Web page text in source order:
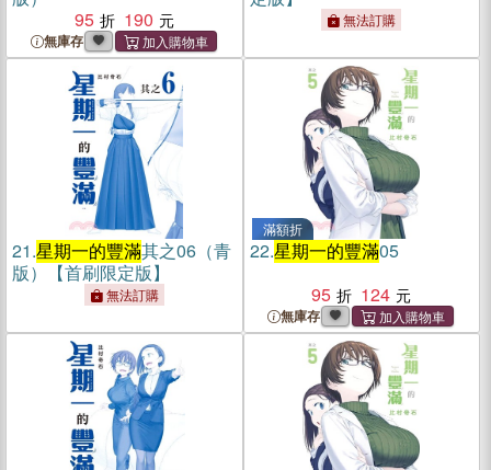
95
190
無庫存
無法訂購
21.星期一的豐滿其之06（青
版）【首刷限定版】
無法訂購
滿額折
22.星期一的豐滿05
95
124
無庫存